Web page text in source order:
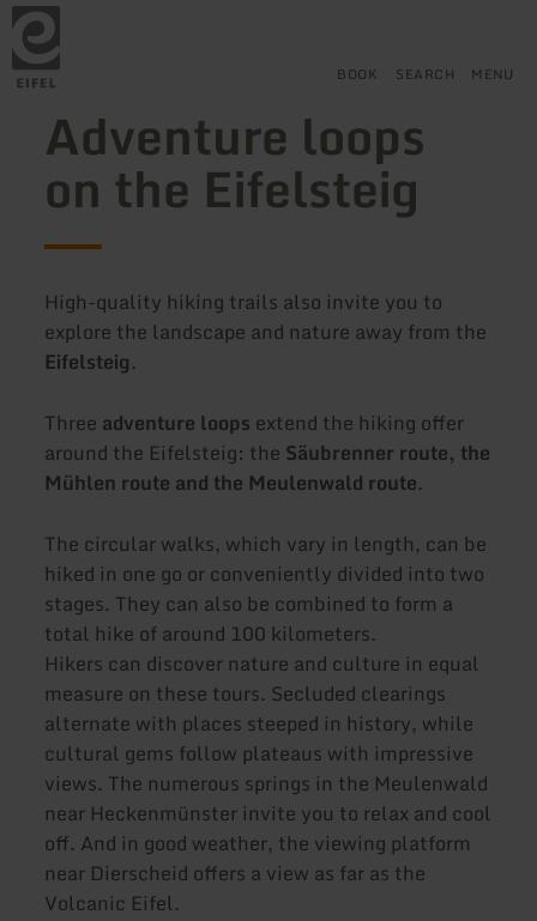
Back
to
home
page
BOOK SEARCH MENU
Adventure loops
on the Eifelsteig
High-quality hiking trails also invite you to
explore the landscape and nature away from the
Eifelsteig.
Three adventure loops extend the hiking offer
around the Eifelsteig: the Säubrenner route, the
Mühlen route and the Meulenwald route.
The circular walks, which vary in length, can be
hiked in one go or conveniently divided into two
stages. They can also be combined to form a
total hike of around 100 kilometers.
Hikers can discover nature and culture in equal
measure on these tours. Secluded clearings
alternate with places steeped in history, while
cultural gems follow plateaus with impressive
views. The numerous springs in the Meulenwald
near Heckenmünster invite you to relax and cool
off. And in good weather, the viewing platform
near Dierscheid offers a view as far as the
Volcanic Eifel.